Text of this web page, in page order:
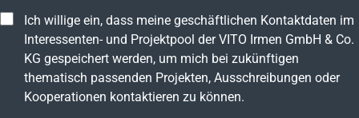
Ich willige ein, dass meine geschäftlichen Kontaktdaten im
Interessenten- und Projektpool der VITO Irmen GmbH & Co.
KG gespeichert werden, um mich bei zukünftigen
thematisch passenden Projekten, Ausschreibungen oder
Kooperationen kontaktieren zu können.